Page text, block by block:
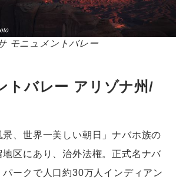
モニュメントバレー
トバレー アリゾナ州/
景、世界一美しい朝日」ナバホ族の
地区にあり、治外法権。正式名ナバ
ークで人口約30万人インディアン